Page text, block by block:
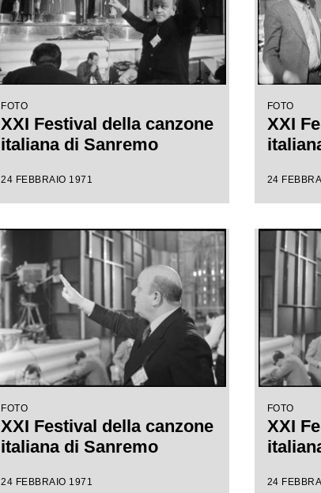
FOTO
XXI Festival della canzone
italiana di Sanremo
24 FEBBRAIO 1971
FOTO
XXI
24
FOTO
XXI Festival della canzone
italiana di Sanremo
24 FEBBRAIO 1971
FOTO
XXI
24